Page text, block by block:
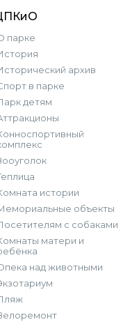
парке
архив
в парке
детям
истории
объекты
с собаками
матери и
над животными